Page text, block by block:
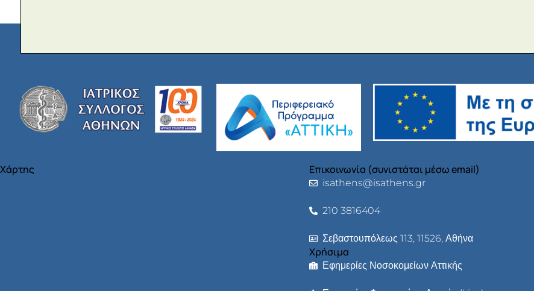
Χάρτης Επικοινωνία (συνιστάται μέσω email)
isathens@isathens.gr
210 3816404
Σεβαστουπόλεως 113, 11526, Αθήνα
Χρήσιμα
Εφημερίες Νοσοκομείων Αττικής